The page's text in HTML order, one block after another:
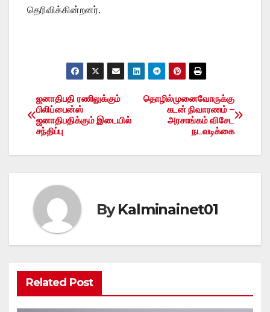
தெரிவிக்கின்றனர்.
Post
navigation
தொழில்முனைவோருக்கு
கடன் நிவாரணம் –
அரசாங்கம் விசேட
நடவடிக்கை
ஜனாதிபதி ரணிலுக்கும்
பிலிப்பைன்ஸ்
ஜனாதிபதிக்கும் இடையில்
சந்திப்பு
ByKalminainet01
Related Post